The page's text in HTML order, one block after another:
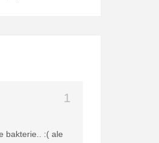
bakterie.. :( ale